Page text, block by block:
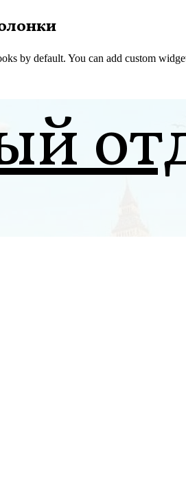
by default. You can add custom